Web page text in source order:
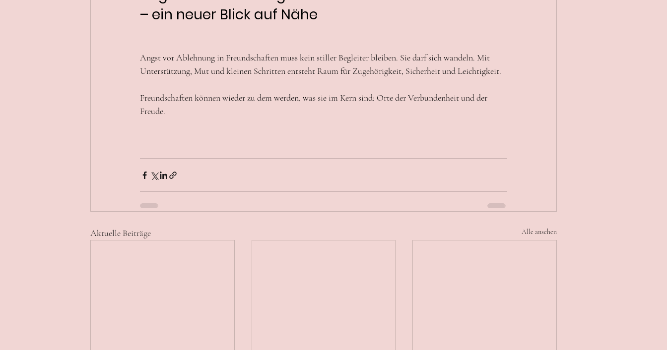
– ein neuer Blick auf Nähe
Angst vor Ablehnung in Freundschaften muss kein stiller Begleiter bleiben. Sie darf sich wandeln. Mit
Unterstützung, Mut und kleinen Schritten entsteht Raum für Zugehörigkeit, Sicherheit und Leichtigkeit.
Freundschaften können wieder zu dem werden, was sie im Kern sind: Orte der Verbundenheit und der
Freude.
Aktuelle Beiträge Alle ansehen